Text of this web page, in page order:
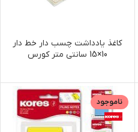
کاغذ یادداشت چسب دار خط دار
10×15 سانتی متر کورس
ناموجود